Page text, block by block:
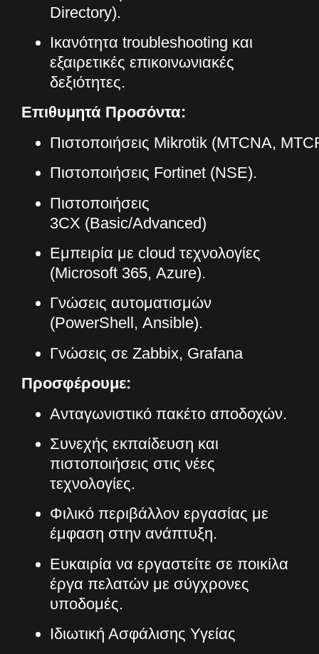
Directory).
Ικανότητα troubleshooting και
εξαιρετικές επικοινωνιακές
δεξιότητες.
Επιθυμητά Προσόντα:
Πιστοποιήσεις Mikrotik (MTCNA,
Πιστοποιήσεις Fortinet (NSE).
Πιστοποιήσεις
3CX (Basic/Advanced)
Εμπειρία με cloud τεχνολογίες
(Microsoft 365, Azure).
Γνώσεις αυτοματισμών
(PowerShell, Ansible).
Γνώσεις σε Zabbix, Grafana
Προσφέρουμε:
Ανταγωνιστικό πακέτο αποδοχών.
Συνεχής εκπαίδευση και
πιστοποιήσεις στις νέες
τεχνολογίες.
Φιλικό περιβάλλον εργασίας με
έμφαση στην ανάπτυξη.
Ευκαιρία να εργαστείτε σε ποικίλα
έργα πελατών με σύγχρονες
υποδομές.
Ιδιωτική Ασφάλισης Υγείας